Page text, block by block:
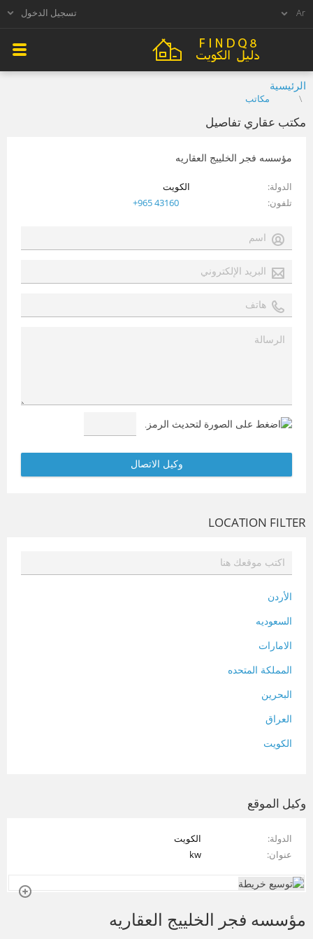
تسجيل الدخول
الرئيسية
مكاتب
مكتب عقاري تفاصيل
مؤسسه فجر الخلييج العقاريه
الدولة
الكويت
تلفون
+965 43160
LOCATION FILTER
الأردن
السعوديه
الامارات
المملكة المتحده
البحرين
العراق
الكويت
فلسطين
سوريا
تونس
وكيل الموقع
الدولة
الكويت
عنوان
kw
مؤسسه فجر الخلييج العقاريه